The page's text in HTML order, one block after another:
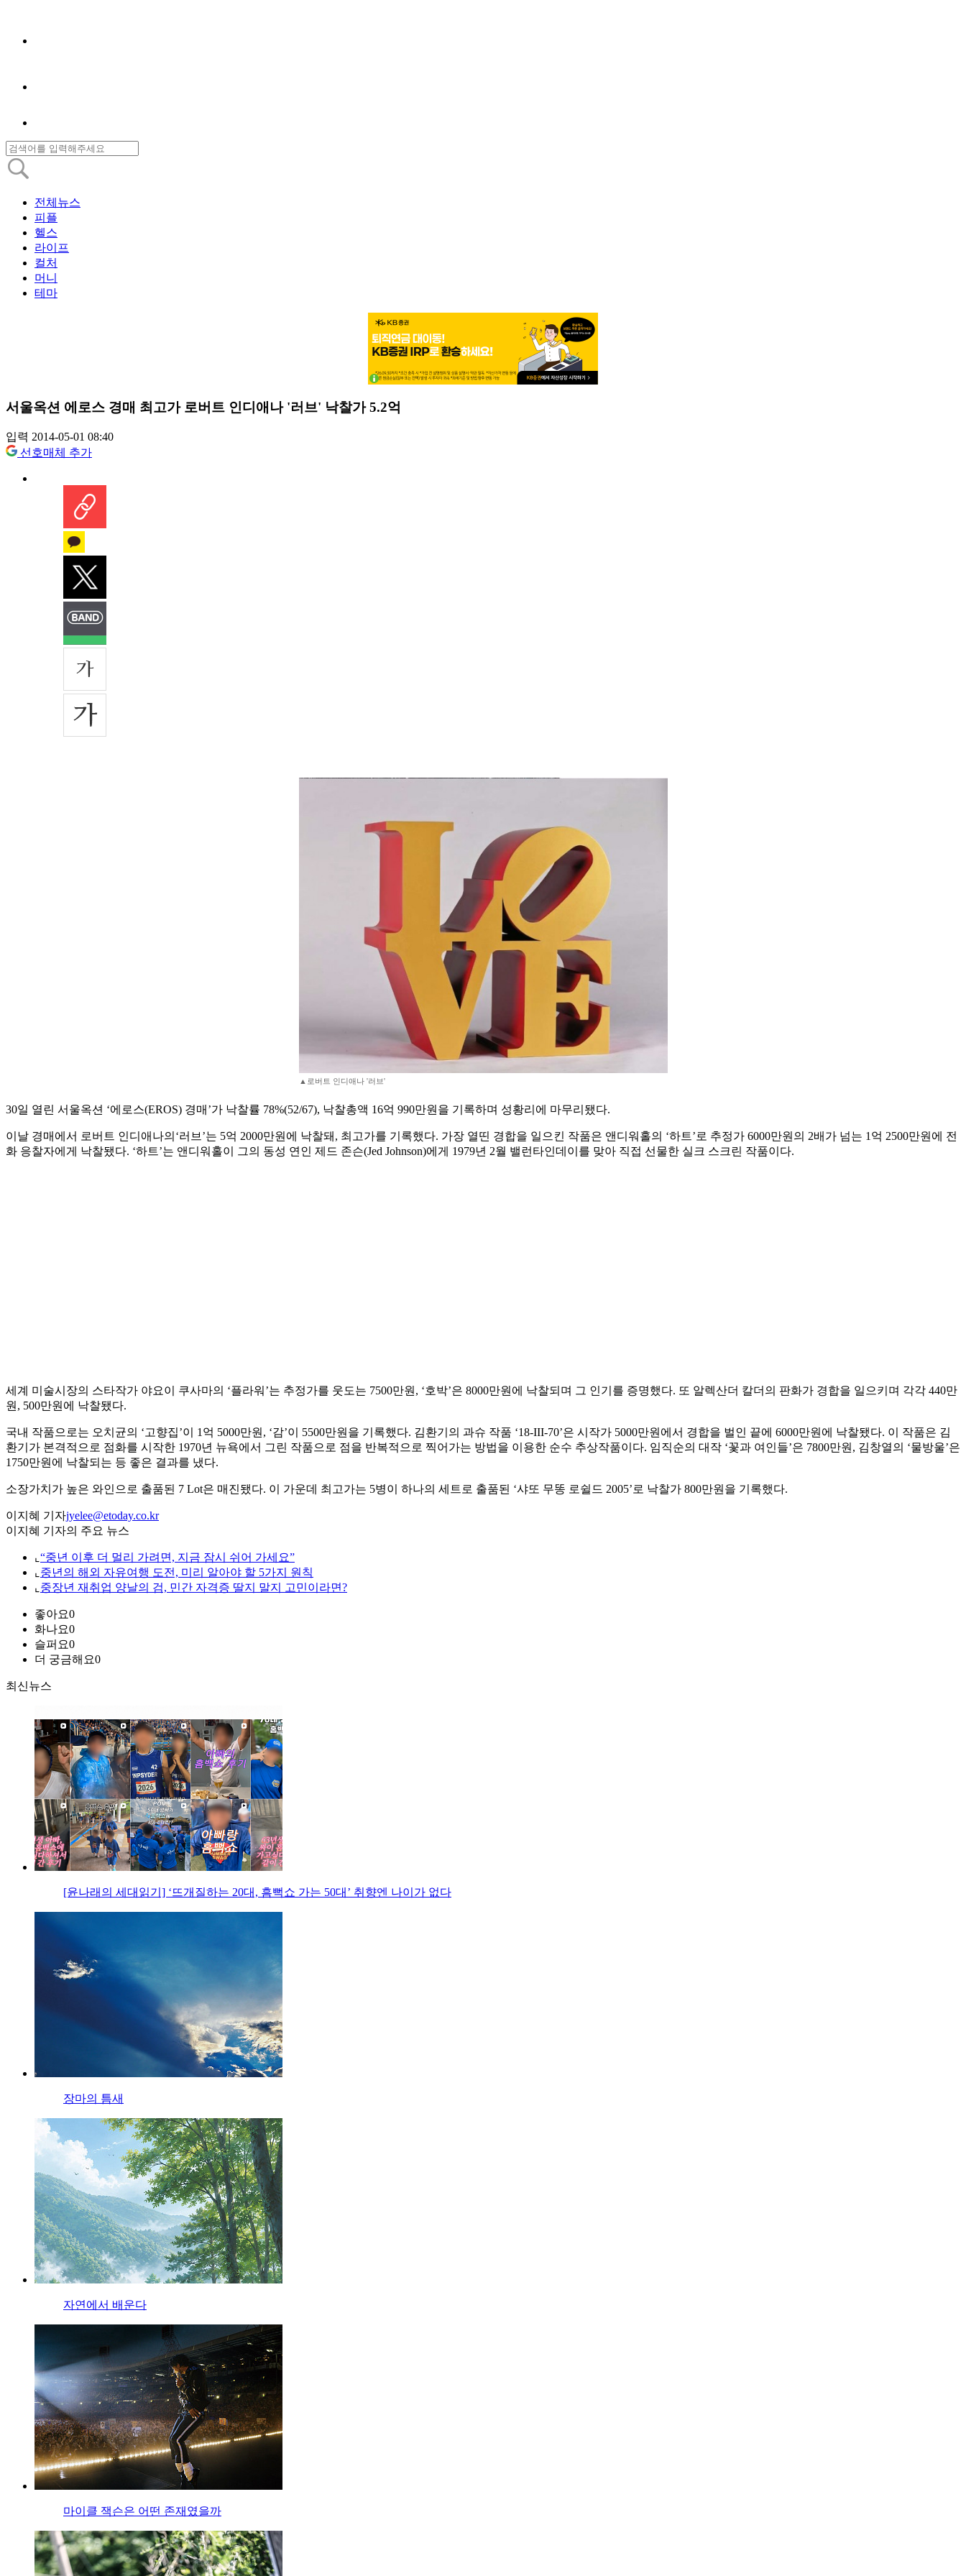
전체뉴스
피플
헬스
라이프
컬처
머니
테마
서울옥션 에로스 경매 최고가 로버트 인디애나 '러브' 낙찰가 5.2억
입력 2014-05-01 08:40
선호매체 추가
▲로버트 인디애나 '러브'
30일 열린 서울옥션 ‘에로스(EROS) 경매’가 낙찰률 78%(52/67), 낙찰총액 16억 990만원을 기록하며 성황리에 마무리됐다.
이날 경매에서 로버트 인디애나의‘러브’는 5억 2000만원에 낙찰돼, 최고가를 기록했다. 가장 열띤 경합을 일으킨 작품은 앤디워홀의 ‘하트’로 추정가 6000만원의 2배가 넘는 1억 2500만원에 전
화 응찰자에게 낙찰됐다. ‘하트’는 앤디워홀이 그의 동성 연인 제드 존슨(Jed Johnson)에게 1979년 2월 밸런타인데이를 맞아 직접 선물한 실크 스크린 작품이다.
세계 미술시장의 스타작가 야요이 쿠사마의 ‘플라워’는 추정가를 웃도는 7500만원, ‘호박’은 8000만원에 낙찰되며 그 인기를 증명했다. 또 알렉산더 칼더의 판화가 경합을 일으키며 각각 440만
원, 500만원에 낙찰됐다.
국내 작품으로는 오치균의 ‘고향집’이 1억 5000만원, ‘감’이 5500만원을 기록했다. 김환기의 과슈 작품 ‘18-III-70’은 시작가 5000만원에서 경합을 벌인 끝에 6000만원에 낙찰됐다. 이 작품은 김
환기가 본격적으로 점화를 시작한 1970년 뉴욕에서 그린 작품으로 점을 반복적으로 찍어가는 방법을 이용한 순수 추상작품이다. 임직순의 대작 ‘꽃과 여인들’은 7800만원, 김창열의 ‘물방울’은
1750만원에 낙찰되는 등 좋은 결과를 냈다.
소장가치가 높은 와인으로 출품된 7 Lot은 매진됐다. 이 가운데 최고가는 5병이 하나의 세트로 출품된 ‘샤또 무똥 로쉴드 2005’로 낙찰가 800만원을 기록했다.
이지혜 기자jyelee@etoday.co.kr
이지혜 기자의 주요 뉴스
⌞ “중년 이후 더 멀리 가려면, 지금 잠시 쉬어 가세요”
⌞ 중년의 해외 자유여행 도전, 미리 알아야 할 5가지 원칙
⌞ 중장년 재취업 양날의 검, 민간 자격증 딸지 말지 고민이라면?
좋아요0
화나요0
슬퍼요0
더 궁금해요0
최신뉴스
[윤나래의 세대읽기] ‘뜨개질하는 20대, 흠뻑쇼 가는 50대’ 취향엔 나이가 없다
장마의 틈새
자연에서 배운다
마이클 잭슨은 어떤 존재였을까